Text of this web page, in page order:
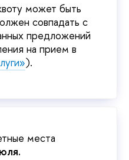
может быть
совпадать с
предложений
на прием в
).
места